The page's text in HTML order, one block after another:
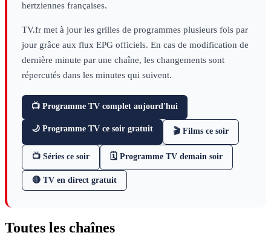
hertziennes françaises.
TV.fr met à jour les grilles de programmes plusieurs fois par
jour grâce aux flux EPG officiels. En cas de modification de
dernière minute par une chaîne, les changements sont
répercutés dans les minutes qui suivent.
📺 Programme TV complet aujourd'hui
🌙 Programme TV ce soir gratuit 🎬 Films ce soir
📺 Séries ce soir 🗓 Programme TV demain soir
🔴 TV en direct gratuit
Toutes les chaînes